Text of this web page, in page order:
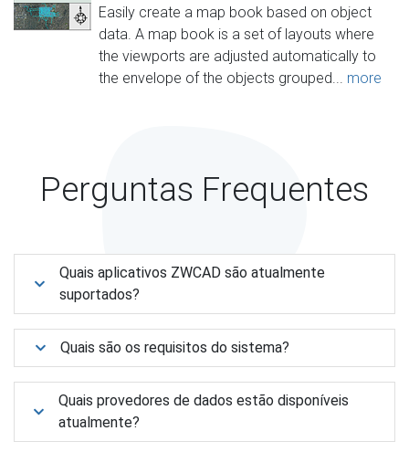
Easily create a map book based on object
data. A map book is a set of layouts where
the viewports are adjusted automatically to
the envelope of the objects grouped... more
Perguntas Frequentes
Quais aplicativos ZWCAD são atualmente
suportados?
Quais são os requisitos do sistema?
Quais provedores de dados estão disponíveis
atualmente?